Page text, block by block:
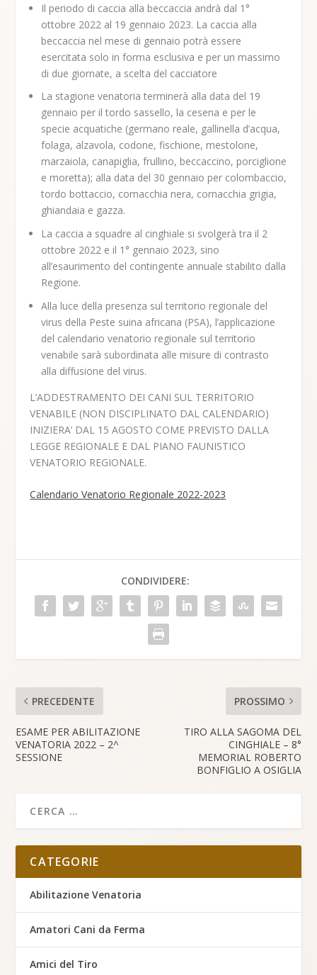
Il periodo di caccia alla beccaccia andrà dal 1°
ottobre 2022 al 19 gennaio 2023. La caccia alla
beccaccia nel mese di gennaio potrà essere
esercitata solo in forma esclusiva e per un massimo
di due giornate, a scelta del cacciatore
La stagione venatoria terminerà alla data del 19
gennaio per il tordo sassello, la cesena e per le
specie acquatiche (germano reale, gallinella d’acqua,
folaga, alzavola, codone, fischione, mestolone,
marzaiola, canapiglia, frullino, beccaccino, porciglione
e moretta); alla data del 30 gennaio per colombaccio,
tordo bottaccio, cornacchia nera, cornacchia grigia,
ghiandaia e gazza.
La caccia a squadre al cinghiale si svolgerà tra il 2
ottobre 2022 e il 1° gennaio 2023, sino
all’esaurimento del contingente annuale stabilito dalla
Regione.
Alla luce della presenza sul territorio regionale del
virus della Peste suina africana (PSA), l’applicazione
del calendario venatorio regionale sul territorio
venabile sarà subordinata alle misure di contrasto
alla diffusione del virus.
L’ADDESTRAMENTO DEI CANI SUL TERRITORIO
VENABILE (NON DISCIPLINATO DAL CALENDARIO)
INIZIERA’ DAL 15 AGOSTO COME PREVISTO DALLA
LEGGE REGIONALE E DAL PIANO FAUNISTICO
VENATORIO REGIONALE.
Calendario Venatorio Regionale 2022-2023
CONDIVIDERE:
PRECEDENTE
ESAME PER ABILITAZIONE
VENATORIA 2022 – 2^
SESSIONE
PROSSIMO
TIRO ALLA SAGOMA DEL
CINGHIALE – 8°
MEMORIAL ROBERTO
BONFIGLIO A OSIGLIA
CATEGORIE
Abilitazione Venatoria
Amatori Cani da Ferma
Amici del Tiro